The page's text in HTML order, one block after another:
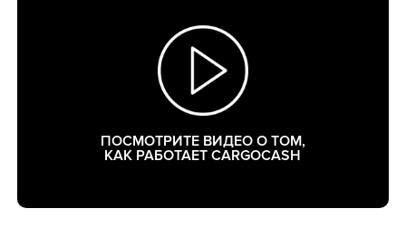
ПОСМОТРИТЕ ВИДЕО О ТОМ,
КАК РАБОТАЕТ CARGOCASH